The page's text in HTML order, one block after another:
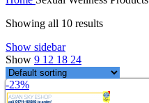
Showing all 10 results
Show sidebar
Show 9 12 18 24
-23%